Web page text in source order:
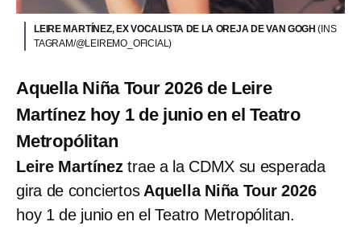
LEIRE MARTÍNEZ, EX VOCALISTA DE LA OREJA DE VAN GOGH(INS
TAGRAM/@LEIREMO_OFICIAL)
Aquella Niña Tour 2026 de Leire
Martínez hoy 1 de junio en el Teatro
Metropólitan
Leire Martíneztrae a la CDMX su esperada
gira de conciertosAquella Niña Tour 2026
hoy 1 de junio en el Teatro Metropólitan.